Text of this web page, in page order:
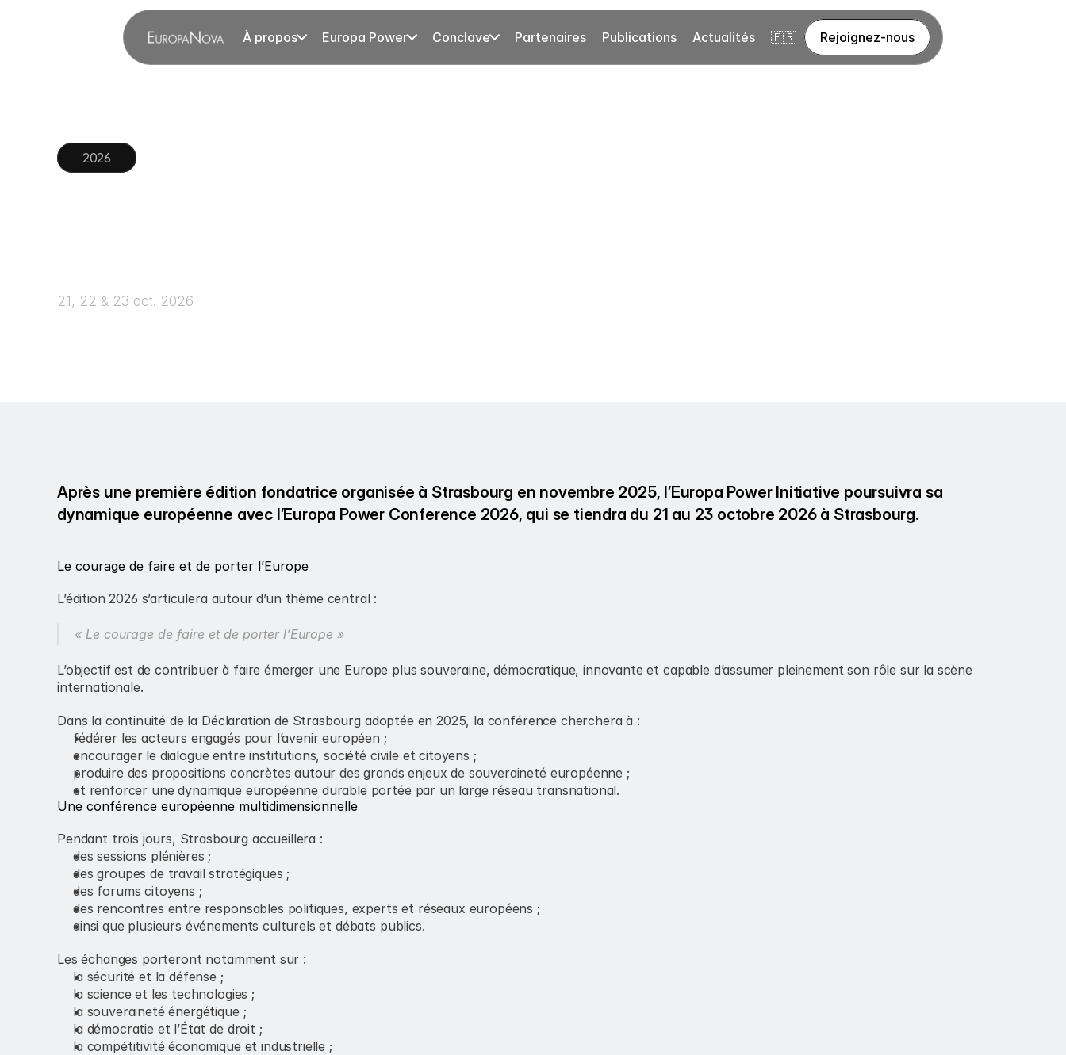
À propos Europa Power Conclave Partenaires Publications Actualités 🇫🇷 Rejoignez-nous
2026
21, 22 & 23 oct. 2026
Après une première édition fondatrice organisée à Strasbourg en novembre 2025, l’Europa Power Initiative poursuivra sa
dynamique européenne avec l’Europa Power Conference 2026, qui se tiendra du 21 au 23 octobre 2026 à Strasbourg.
Le courage de faire et de porter l’Europe
L’édition 2026 s’articulera autour d’un thème central :
« Le courage de faire et de porter l’Europe »
L’objectif est de contribuer à faire émerger une Europe plus souveraine, démocratique, innovante et capable d’assumer pleinement son rôle sur la scène
internationale.
Dans la continuité de la Déclaration de Strasbourg adoptée en 2025, la conférence cherchera à :
fédérer les acteurs engagés pour l’avenir européen ;
encourager le dialogue entre institutions, société civile et citoyens ;
produire des propositions concrètes autour des grands enjeux de souveraineté européenne ;
et renforcer une dynamique européenne durable portée par un large réseau transnational.
Une conférence européenne multidimensionnelle
Pendant trois jours, Strasbourg accueillera :
des sessions plénières ;
des groupes de travail stratégiques ;
des forums citoyens ;
des rencontres entre responsables politiques, experts et réseaux européens ;
ainsi que plusieurs événements culturels et débats publics.
Les échanges porteront notamment sur :
la sécurité et la défense ;
la science et les technologies ;
la souveraineté énergétique ;
la démocratie et l’État de droit ;
la compétitivité économique et industrielle ;